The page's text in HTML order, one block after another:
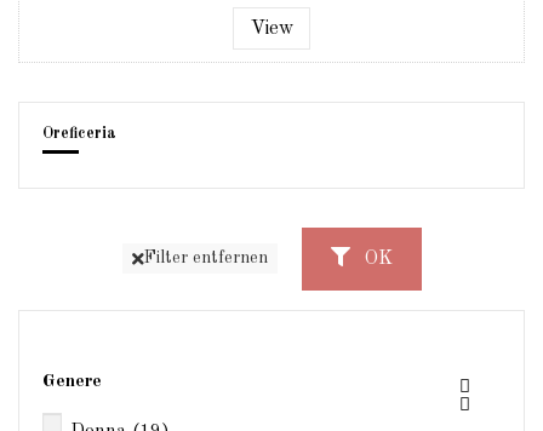
View
Oreficeria
Filter entfernen OK
Genere

